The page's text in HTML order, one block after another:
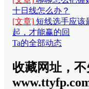
十日线怎么办？
[文章] 短线选手应该
起，才能赢的回
Ta的全部动态
收藏网址，不